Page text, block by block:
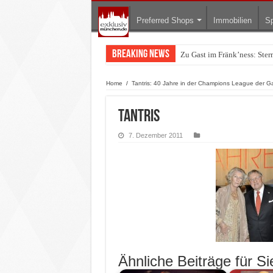
Preferred Shops Immobilien
Breaking News Zu Gast im Fränk’ness:
Warum München gerade
Home / Tantris: 40 Jahre in der Champions League der
Tantris
7. Dezember 2011
Ähnliche Beiträge für